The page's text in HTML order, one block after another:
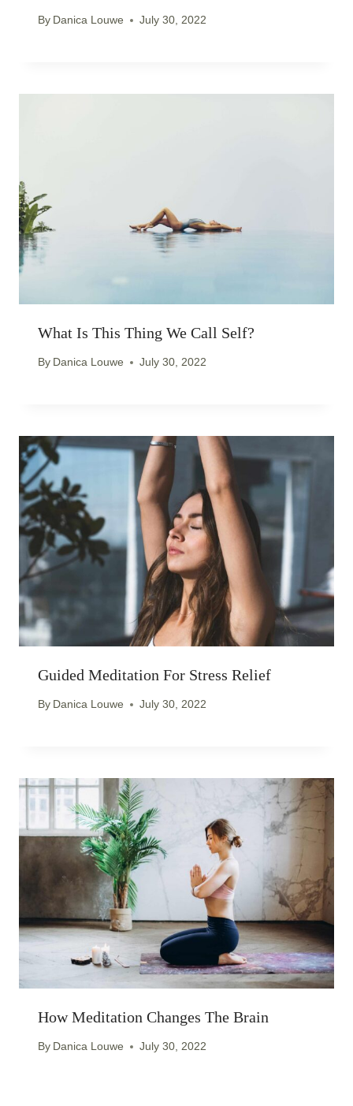
By Danica Louwe July 30, 2022
What Is This Thing We Call Self?
By Danica Louwe July 30, 2022
Guided Meditation For Stress Relief
By Danica Louwe July 30, 2022
How Meditation Changes The Brain
By Danica Louwe July 30, 2022